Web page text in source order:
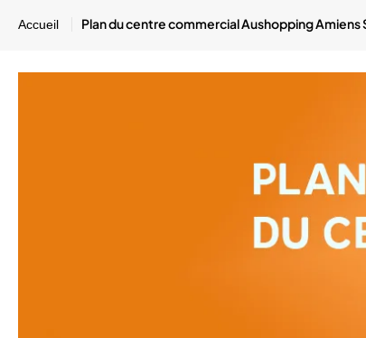
Accueil Plan du centre commercial Aushopping Amiens